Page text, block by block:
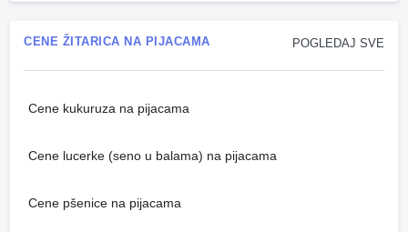
POGLEDAJ SVE
CENE ŽITARICA NA PIJACAMA
Cene kukuruza na pijacama
Cene lucerke (seno u balama) na pijacama
Cene pšenice na pijacama